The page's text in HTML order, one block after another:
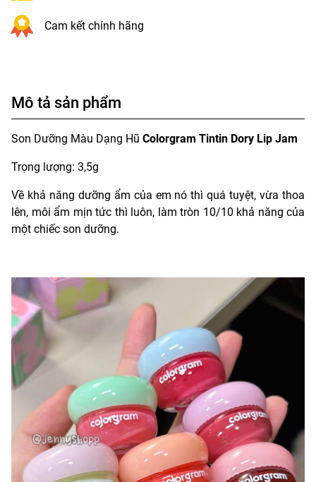
Cam kết chính hãng
Mô tả sản phẩm
Son Dưỡng Màu Dạng Hũ Colorgram Tintin Dory Lip Jam
Trọng lượng: 3,5g
Về khả năng dưỡng ẩm của em nó thì quá tuyệt, vừa thoa
lên, môi ẩm mịn tức thì luôn, làm tròn 10/10 khả năng của
một chiếc son dưỡng.